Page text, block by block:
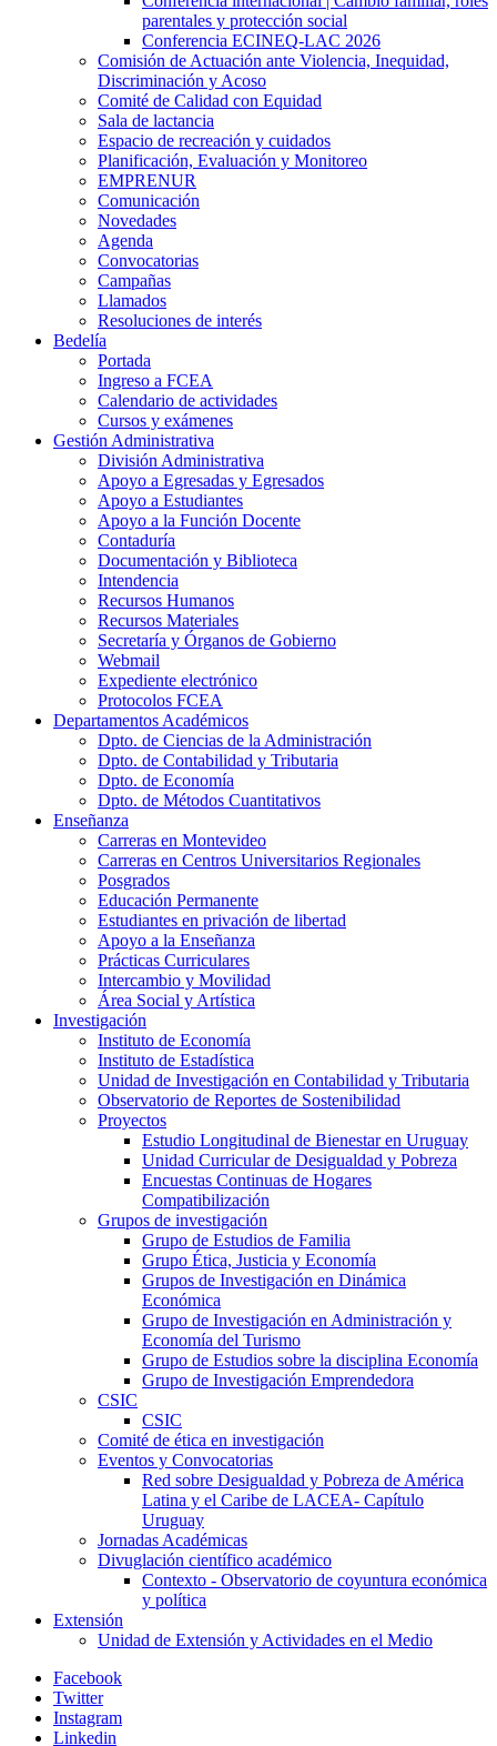
parentales y protección social
Conferencia ECINEQ-LAC 2026
Comisión de Actuación ante Violencia, Inequidad,
Discriminación y Acoso
Comité de Calidad con Equidad
Sala de lactancia
Espacio de recreación y cuidados
Planificación, Evaluación y Monitoreo
EMPRENUR
Comunicación
Novedades
Agenda
Convocatorias
Campañas
Llamados
Resoluciones de interés
Bedelía
Portada
Ingreso a FCEA
Calendario de actividades
Cursos y exámenes
Gestión Administrativa
División Administrativa
Apoyo a Egresadas y Egresados
Apoyo a Estudiantes
Apoyo a la Función Docente
Contaduría
Documentación y Biblioteca
Intendencia
Recursos Humanos
Recursos Materiales
Secretaría y Órganos de Gobierno
Webmail
Expediente electrónico
Protocolos FCEA
Departamentos Académicos
Dpto. de Ciencias de la Administración
Dpto. de Contabilidad y Tributaria
Dpto. de Economía
Dpto. de Métodos Cuantitativos
Enseñanza
Carreras en Montevideo
Carreras en Centros Universitarios Regionales
Posgrados
Educación Permanente
Estudiantes en privación de libertad
Apoyo a la Enseñanza
Prácticas Curriculares
Intercambio y Movilidad
Área Social y Artística
Investigación
Instituto de Economía
Instituto de Estadística
Unidad de Investigación en Contabilidad y Tributaria
Observatorio de Reportes de Sostenibilidad
Proyectos
Estudio Longitudinal de Bienestar en Uruguay
Unidad Curricular de Desigualdad y Pobreza
Encuestas Continuas de Hogares
Compatibilización
Grupos de investigación
Grupo de Estudios de Familia
Grupo Ética, Justicia y Economía
Grupos de Investigación en Dinámica
Económica
Grupo de Investigación en Administración y
Economía del Turismo
Grupo de Estudios sobre la disciplina Economía
Grupo de Investigación Emprendedora
CSIC
CSIC
Comité de ética en investigación
Eventos y Convocatorias
Red sobre Desigualdad y Pobreza de América
Latina y el Caribe de LACEA- Capítulo
Uruguay
Jornadas Académicas
Divuglación científico académico
Contexto - Observatorio de coyuntura económica
y política
Extensión
Unidad de Extensión y Actividades en el Medio
Facebook
Twitter
Instagram
Linkedin